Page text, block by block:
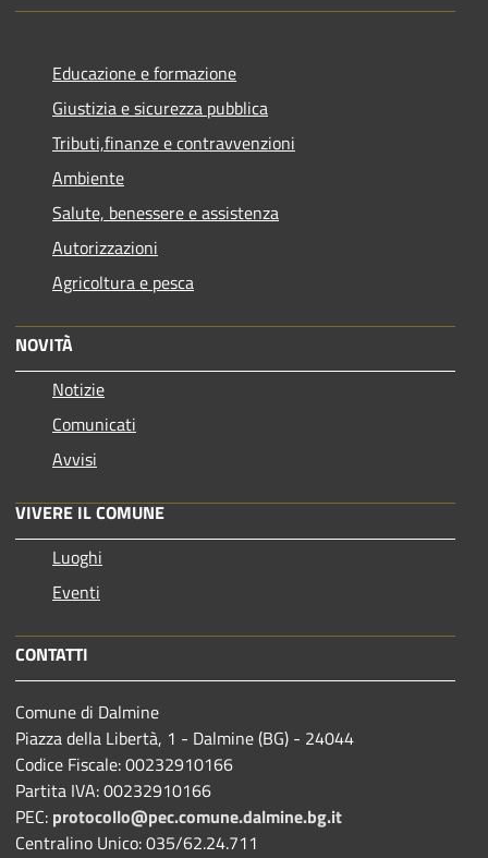
Educazione e formazione
Giustizia e sicurezza pubblica
Tributi,finanze e contravvenzioni
Ambiente
Salute, benessere e assistenza
Autorizzazioni
Agricoltura e pesca
NOVITÀ
Notizie
Comunicati
Avvisi
VIVERE IL COMUNE
Luoghi
Eventi
CONTATTI
Comune di Dalmine
Piazza della Libertà, 1 - Dalmine (BG) - 24044
Codice Fiscale: 00232910166
Partita IVA: 00232910166
PEC: protocollo@pec.comune.dalmine.bg.it
Centralino Unico: 035/62.24.711